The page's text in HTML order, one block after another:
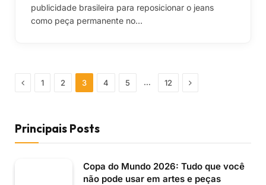
publicidade brasileira para reposicionar o jeans
como peça permanente no…
Previous
1 2 3 4 5 … 12 Next
Principais Posts
Copa do Mundo 2026: Tudo que você
não pode usar em artes e peças